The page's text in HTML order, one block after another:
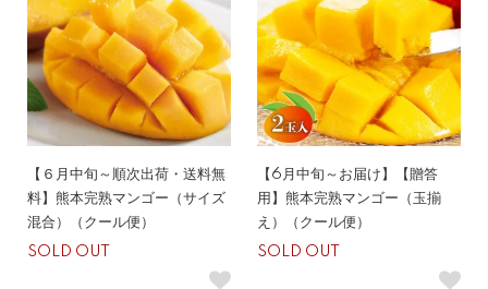
【６月中旬～順次出荷・送料無
料】熊本完熟マンゴー（サイズ
混合）（クール便）
SOLD OUT
【6月中旬～お届け】【贈答
用】熊本完熟マンゴー（玉揃
え）（クール便）
SOLD OUT